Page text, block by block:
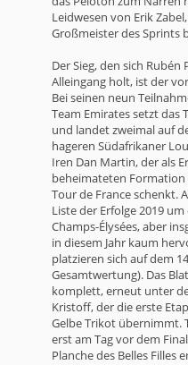
Leidwesen von Erik
Großmeister des Sprints
Der Sieg, den sich Rubén
Alleingang holt, ist der
Bei seinen neun
Team Emirates setzt das
und landet zweimal auf
hageren Südafrikaner
Iren Dan Martin, der als
beheimateten Formation
Tour de France schenkt.
Liste der Erfolge 2019
Champs-Élysées, aber
in diesem Jahr kaum
platzieren sich auf dem
Gesamtwertung). Das
komplett, erneut unter
Kristoff, der die erste
Gelbe Trikot übernimmt.
erst am Tag vor dem
Planche des Belles Filles